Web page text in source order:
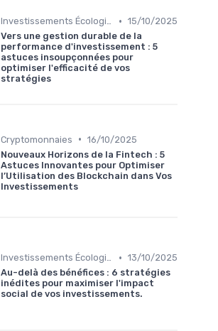
Investissements Écologiques et Durables • 15/10/2025
Vers une gestion durable de la
performance d'investissement : 5
astuces insoupçonnées pour
optimiser l'efficacité de vos
stratégies
Cryptomonnaies • 16/10/2025
Nouveaux Horizons de la Fintech : 5
Astuces Innovantes pour Optimiser
l’Utilisation des Blockchain dans Vos
Investissements
Investissements Écologiques et Durables • 13/10/2025
Au-delà des bénéfices : 6 stratégies
inédites pour maximiser l'impact
social de vos investissements.